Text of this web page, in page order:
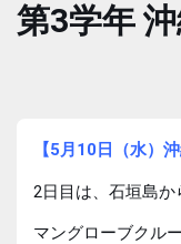
第3学年
【5月10日（水）
2日目は、石垣島か
マングローブクル